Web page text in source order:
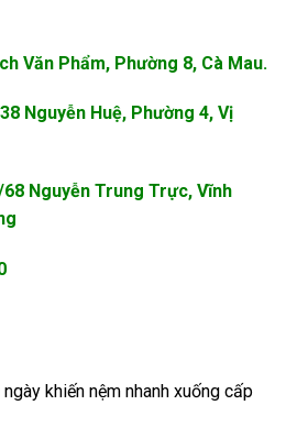
Văn Phẩm, Phường 8, Cà Mau.
Nguyễn Huệ, Phường 4, Vị
68 Nguyễn Trung Trực, Vĩnh
khiến nệm nhanh xuống cấp